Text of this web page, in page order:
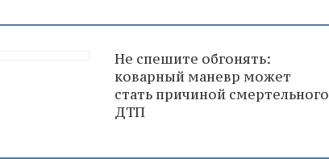
Не спешите обгонять:
коварный маневр может
стать причиной смертельного
ДТП